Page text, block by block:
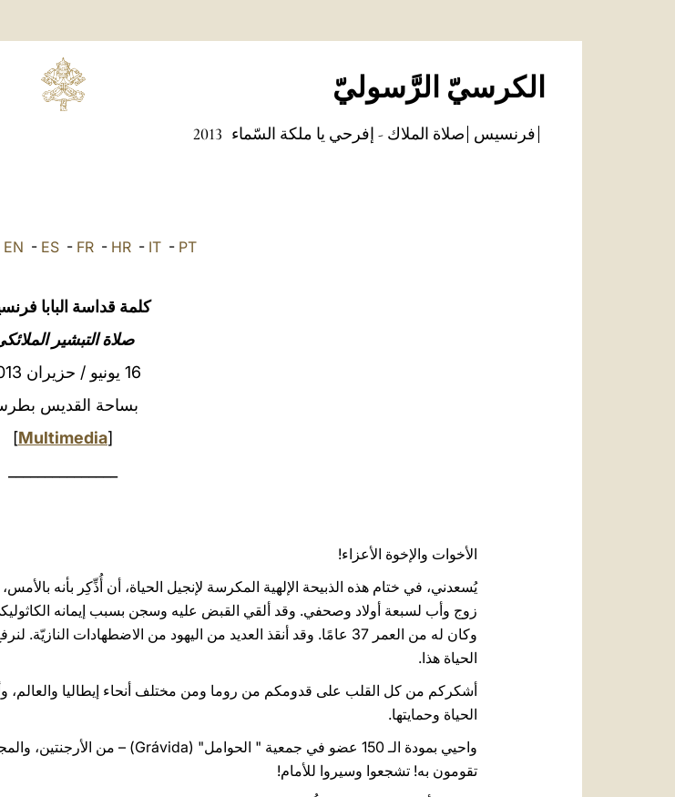
الكرسيّ الرَّسوليّ
فرنسيس صلاة الملاك - إفرحي يا ملكة السّماء 2013
EN - ES- FR- HR- IT- PT
كلمة قداسة البابا
صلاة التبشير
16 يونيو / حزيران 2013
بساحة القديس
[
Multimedia
]
الأخوات والإخوة الأعزاء!
يُسعدني، في ختام هذه الذبيحة الإلهية المكرسة لإنجيل الحياة، أن أُذِّكِر بأنه
وكان له من العمر 37 عامًا. وقد أنقذ العديد من اليهود من
الحياة هذا.
أشكركم من كل القلب على قدومكم من روما ومن مختلف أنحاء إيطاليا والعالم،
الحياة وحمايتها.
تقومون به! تشجعوا وسيروا للأمام!